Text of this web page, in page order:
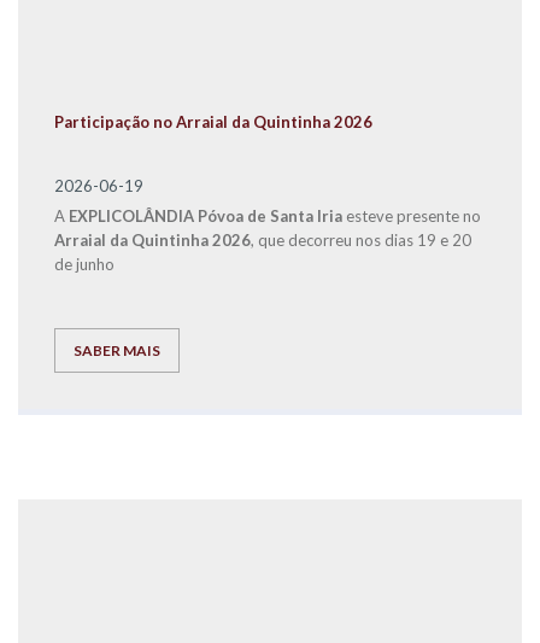
Participação no Arraial da Quintinha 2026
2026-06-19
A EXPLICOLÂNDIA Póvoa de Santa Iria esteve presente no
Arraial da Quintinha 2026, que decorreu nos dias 19 e 20
de junho
SABER MAIS